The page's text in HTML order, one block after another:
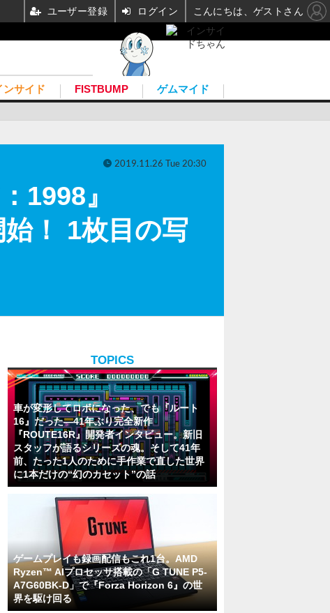
ンサイド FISTBUMP ゲムマイド
1998』
！ 1枚目の写
2019.11.26 Tue 20:30
TOPICS
車が変形してロボになった、でも『ルート
16』だった―41年ぶり完全新作
『ROUTE16R』開発者インタビュー。新旧
スタッフが語るシリーズの魂。そして41年
前、たった1人のために手作業で直した世界
に1本だけの“幻のカセット”の話
ゲームプレイも録画配信もこれ1台。AMD
Ryzen™ AIプロセッサ搭載の「G TUNE P5-
A7G60BK-D」で『Forza Horizon 6』の世
界を駆け回る
ユーザー登録 ログイン こんにちは、ゲストさん